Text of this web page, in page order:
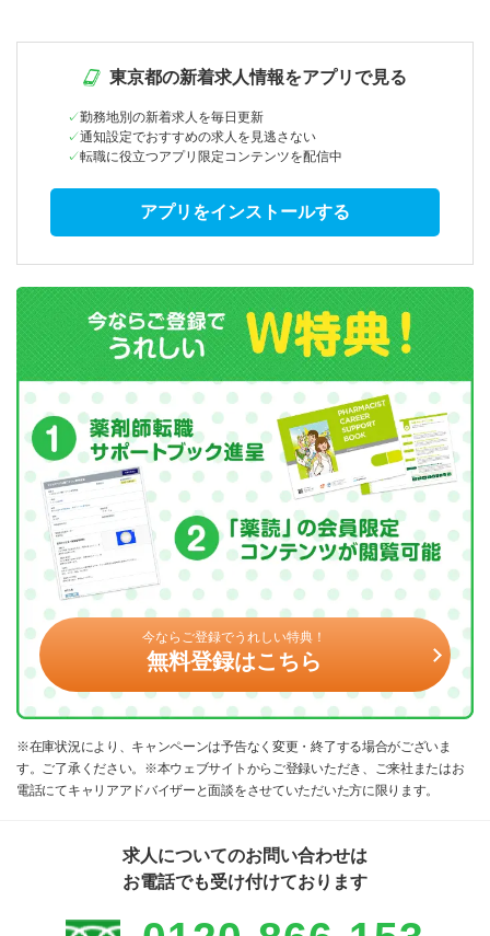
東京都の新着求人情報をアプリで見る
勤務地別の新着求人を毎日更新
通知設定でおすすめの求人を見逃さない
転職に役立つアプリ限定コンテンツを配信中
アプリをインストールする
今ならご登録でうれしい特典！
無料登録はこちら
※在庫状況により、キャンペーンは予告なく変更・終了する場合がございま
す。ご了承ください。※本ウェブサイトからご登録いただき、ご来社またはお
電話にてキャリアアドバイザーと面談をさせていただいた方に限ります。
求人についてのお問い合わせは
お電話でも受け付けております